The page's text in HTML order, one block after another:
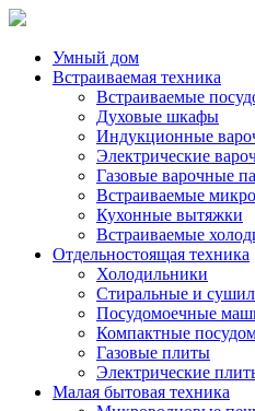
Умный дом
Встраиваемая техника
Встраиваемые
Духовые шкафы
Индукционные
Электрические
Газовые варочные
Встраиваемые
Кухонные вытяжки
Встраиваемые
Отдельностоящая техника
Холодильники
Стиральные и
Посудомоечные
Компактные
Газовые плиты
Электрические
Малая бытовая техника